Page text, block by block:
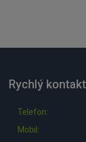
Rychlý kontakt
Telefon:
Mobil: